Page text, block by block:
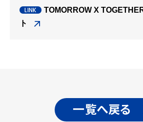
TOMORROW X
ト
一覧へ戻る